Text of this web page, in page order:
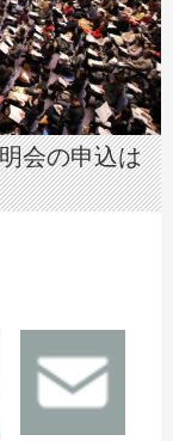
会の申込は